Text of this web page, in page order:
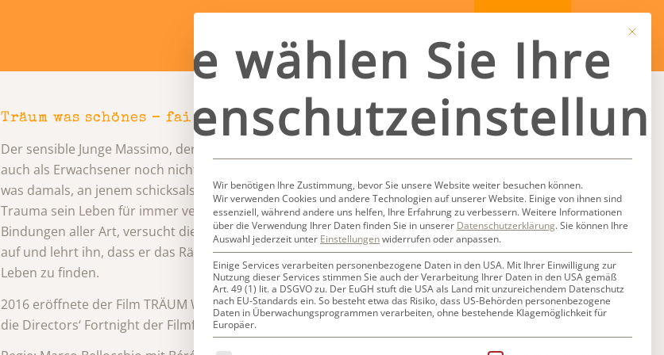
Träum was schönes – fai bei sogni
Der sensible Junge Massimo, der mit gerade einmal neun Jahren seine Mutter verloren hat, ist
auch als Erwachsener noch nicht darüber hinweggekommen. Bis heute begreift Massimo nicht,
was damals, an jenem schicksalshaften Tag vor 40 Jahren, passiert ist. Er weiß nur, dass dieses
Trauma sein Leben für immer verändert hat. Er meidet persönliche Beziehungen und
Bindungen aller Art, versucht die Welt auf Abstand zu halten. Erst die Liebe zu Elisa rüttelt ihn
auf und lehrt ihn, dass er das Rätsel seiner Kindheit lösen muss, um einen sicheren Weg ins
Leben zu finden.
2016 eröffnete der Film TRÄUM WAS SCHÖNES – FAI BEI SOGNI von Regisseur Marco Bellocchio
die Directors‘ Fortnight der Filmfestspiele in Cannes und wurde mit Standing Ovations gefeiert.
Mit
Bitte wählen Sie Ihre
Wir benötigen Ihre Zustimmung, bevor Sie unsere Website weiter besuchen können.
Wir verwenden Cookies und andere Technologien auf unserer Website. Einige von ihnen sind
essenziell, während andere uns helfen, Ihre Erfahrung zu verbessern.Weitere Informationen
über die Verwendung Ihrer Daten finden Sie in unserer Datenschutzerklärung.Sie können Ihre
Auswahl jederzeit unter Einstellungenwiderrufen oder anpassen.
Einige Services verarbeiten personenbezogene Daten in den USA. Mit Ihrer Einwilligung zur
Nutzung dieser Services stimmen Sie auch der Verarbeitung Ihrer Daten in den USA gemäß
Art. 49 (1) lit. a DSGVO zu. Der EuGH stuft die USA als Land mit unzureichendem Datenschutz
nach EU-Standards ein. So besteht etwa das Risiko, dass US-Behörden personenbezogene
Daten in Überwachungsprogrammen verarbeiten, ohne bestehende Klagemöglichkeit für
Europäer.